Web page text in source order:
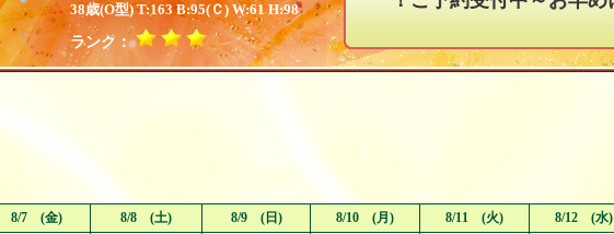
38歳(O型) T:163 B:95(Ｃ) W:61 H:98
ランク：
8/7 (金) 8/8 (土) 8/9 (日) 8/10 (月) 8/11 (火) 8/12 (水)